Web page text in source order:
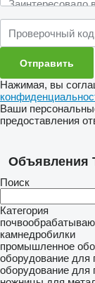
Нажимая, вы
Ваши
предоставления
Объявления
Поиск
Категория
камнедробилки
промышленное
оборудование для
оборудование для